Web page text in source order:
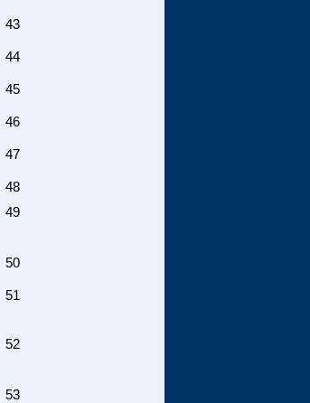
43
44
45
46
47
48
49
50
51
52
53